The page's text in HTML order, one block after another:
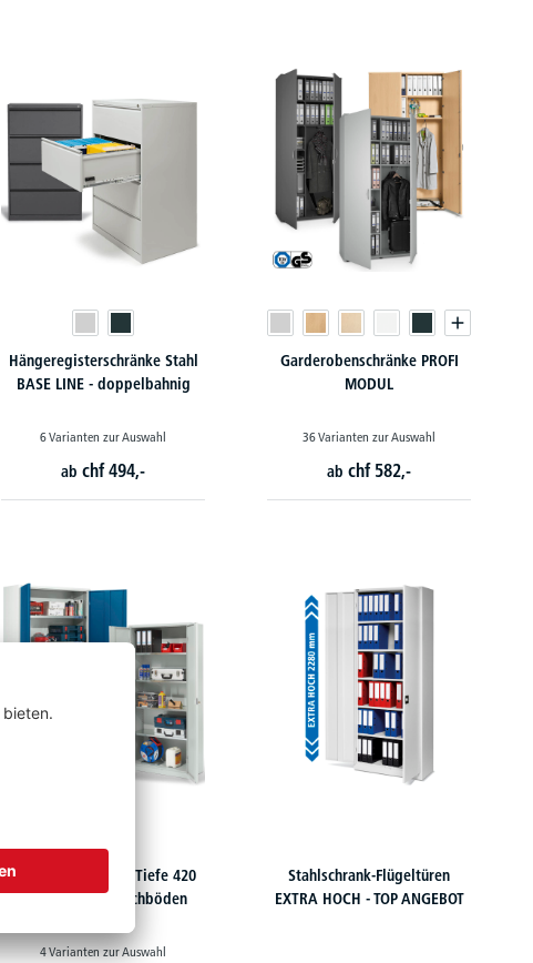
Hängeregisterschränke Stahl
BASE LINE - doppelbahnig
6 Varianten zur Auswahl
ab chf 494,-
Garderobenschränke PROFI
MODUL
36 Varianten zur Auswahl
ab chf 582,-
Werkstattschränke Tiefe 420
mm, verzinkte Fachböden
4 Varianten zur Auswahl
Stahlschrank-Flügeltüren
EXTRA HOCH - TOP ANGEBOT